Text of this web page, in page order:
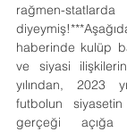
rağmen-
haberinde kulüp
ve siyasi
yılından, 2023
futbolun
gerçeği açığa